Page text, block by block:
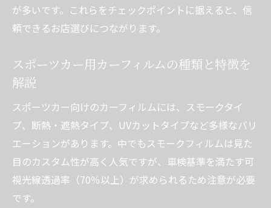
カーフィルム施工 神奈川で求められる実績
カーフィルム専門店 神奈川でのアフターケ
施工後にカーフィルムの状態を保つポイン
ト
カーフィルム施工 横浜のおすすめ店選び方
スポーツカー対応カーフィルムの相場と注意点
を解説
が多いです。これらをチェックポイントに据えると、信
頼できるお店選びにつながります。
スポーツカー用カーフィルムの種類と特徴を
解説
スポーツカー向けのカーフィルムには、スモークタイ
プ、断熱・遮熱タイプ、UVカットタイプなど多様なバリ
エーションがあります。中でもスモークフィルムは見た
目のカスタム性が高く人気ですが、車検基準を満たす可
視光線透過率（70％以上）が求められるため注意が必要
です。